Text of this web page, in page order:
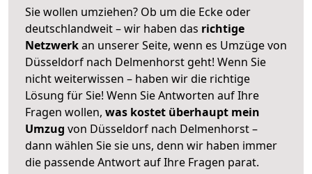
Sie wollen umziehen? Ob um die Ecke oder
deutschlandweit – wir haben das richtige
Netzwerkan unserer Seite, wenn es Umzüge von
Düsseldorf nach Delmenhorst geht! Wenn Sie
nicht weiterwissen – haben wir die richtige
Lösung für Sie! Wenn Sie Antworten auf Ihre
Fragen wollen, was kostet überhaupt mein
Umzug von Düsseldorf nach Delmenhorst –
dann wählen Sie sie uns, denn wir haben immer
die passende Antwort auf Ihre Fragen parat.